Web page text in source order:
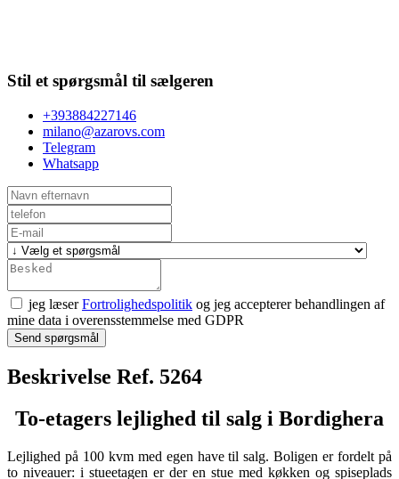
Stil et spørgsmål til sælgeren
+393884227146
milano@azarovs.com
Telegram
Whatsapp
jeg læserFortrolighedspolitik og jeg accepterer behandlingen af
mine data i overensstemmelse med GDPR
Send spørgsmål
Beskrivelse Ref. 5264
To-etagers lejlighed til salg i Bordighera
Lejlighed på 100 kvm med egen have til salg. Boligen er fordelt på
to niveauer: i stueetagen er der en stue med køkken og spiseplads